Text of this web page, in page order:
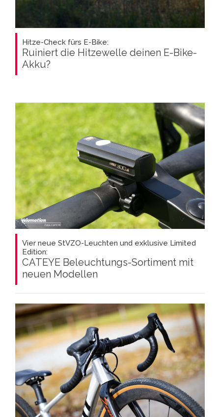
Hitze-Check fürs E-Bike:
Ruiniert die Hitzewelle deinen E-Bike-
Akku?
Vier neue StVZO-Leuchten und exklusive Limited
Edition:
CATEYE Beleuchtungs-Sortiment mit
neuen Modellen